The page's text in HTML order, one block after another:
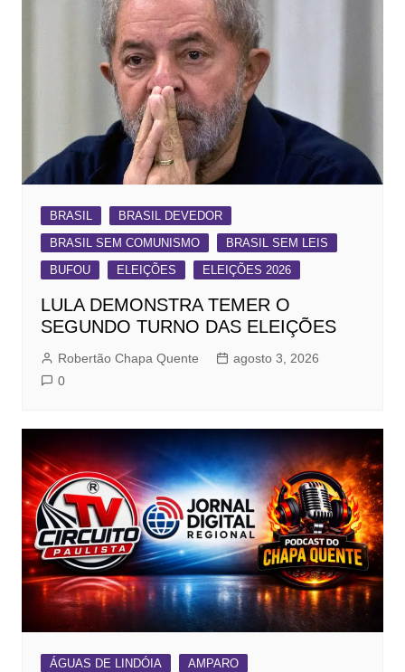
BRASIL
BRASIL DEVEDOR
BRASIL SEM COMUNISMO
BRASIL SEM LEIS
BUFOU
ELEIÇÕES ELEIÇÕES 2026
LULA DEMONSTRA TEMER O
SEGUNDO TURNO DAS ELEIÇÕES
Robertão Chapa Quente
agosto 3, 2026
0
ÁGUAS DE LINDÓIA
AMPARO